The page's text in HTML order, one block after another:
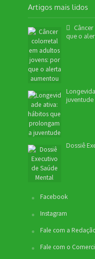
Artigos mais lidos
que o
juventude
Dossiê
Facebook
Instagram
Fale com a
Fale com o